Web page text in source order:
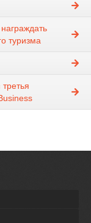
туризма